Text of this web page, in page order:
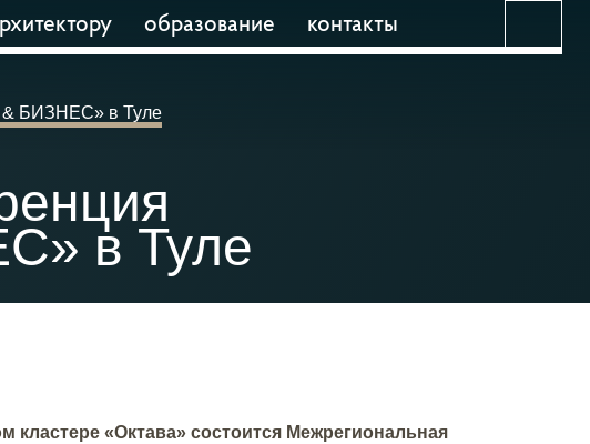
образование контакты
& БИЗНЕС» в Туле
в Туле
кластере «Октава» состоится Межрегиональная